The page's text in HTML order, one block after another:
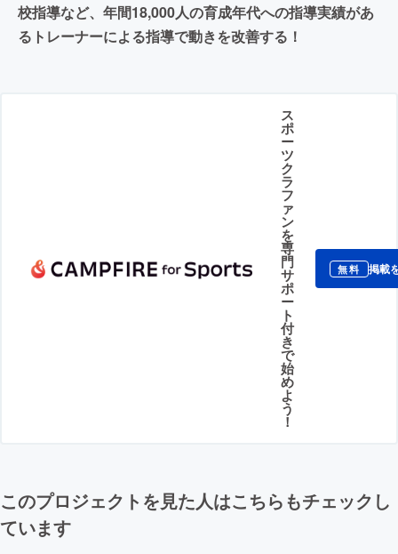
校指導など、年間18,000人の育成年代への指導実績があ
るトレーナーによる指導で動きを改善する！
ス
ポ
ー
ツ
ク
ラ
フ
ァ
ン
を
専
門
サ
ポ
ー
ト
付
き
で
始
め
よ
う
！
無料 掲載
このプロジェクトを見た人はこちらもチェックし
ています